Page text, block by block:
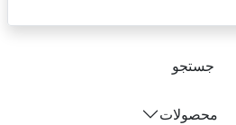
جستجو
محصولات